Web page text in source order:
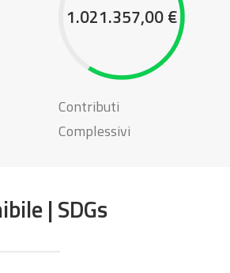
1.021.357,00 €
Contributi
Complessivi
| SDGs